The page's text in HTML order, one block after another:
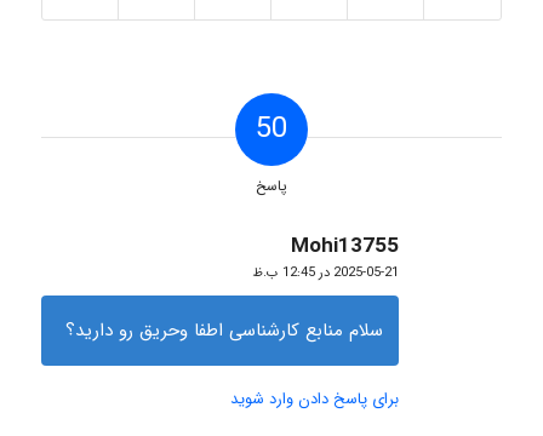
50
پاسخ
Mohi13755
گفته:
2025-05-21 در 12:45 ب.ظ
سلام منابع کارشناسی اطفا وحریق رو دارید؟
برای پاسخ دادن وارد شوید